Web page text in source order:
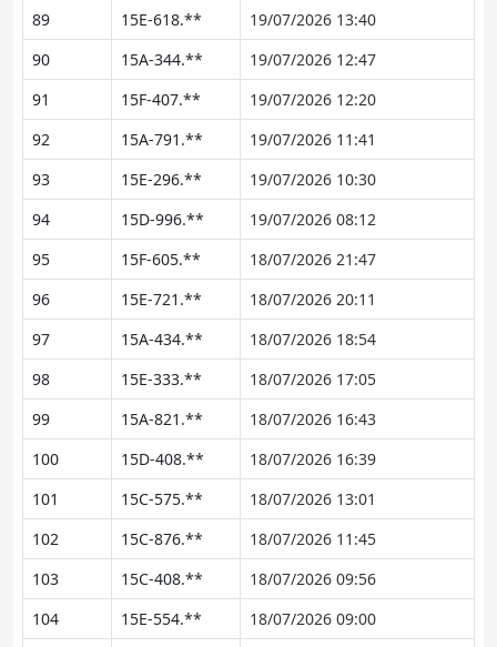
89
15E-618.**
19/07/2026 13:40
90
15A-344.**
19/07/2026 12:47
91
15F-407.**
19/07/2026 12:20
92
15A-791.**
19/07/2026 11:41
93
15E-296.**
19/07/2026 10:30
94
15D-996.**
19/07/2026 08:12
95
15F-605.**
18/07/2026 21:47
96
15E-721.**
18/07/2026 20:11
97
15A-434.**
18/07/2026 18:54
98
15E-333.**
18/07/2026 17:05
99
15A-821.**
18/07/2026 16:43
100
15D-408.**
18/07/2026 16:39
101
15C-575.**
18/07/2026 13:01
102
15C-876.**
18/07/2026 11:45
103
15C-408.**
18/07/2026 09:56
104
15E-554.**
18/07/2026 09:00